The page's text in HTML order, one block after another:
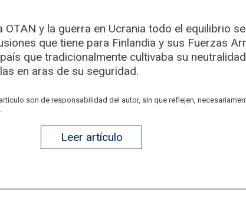
OTAN y la guerra en Ucrania todo el equilibrio
que tiene para Finlandia y sus Fuerzas
que tradicionalmente cultivaba su
en aras de su seguridad.
son de responsabilidad del autor, sin que reflejen,
Leer artículo